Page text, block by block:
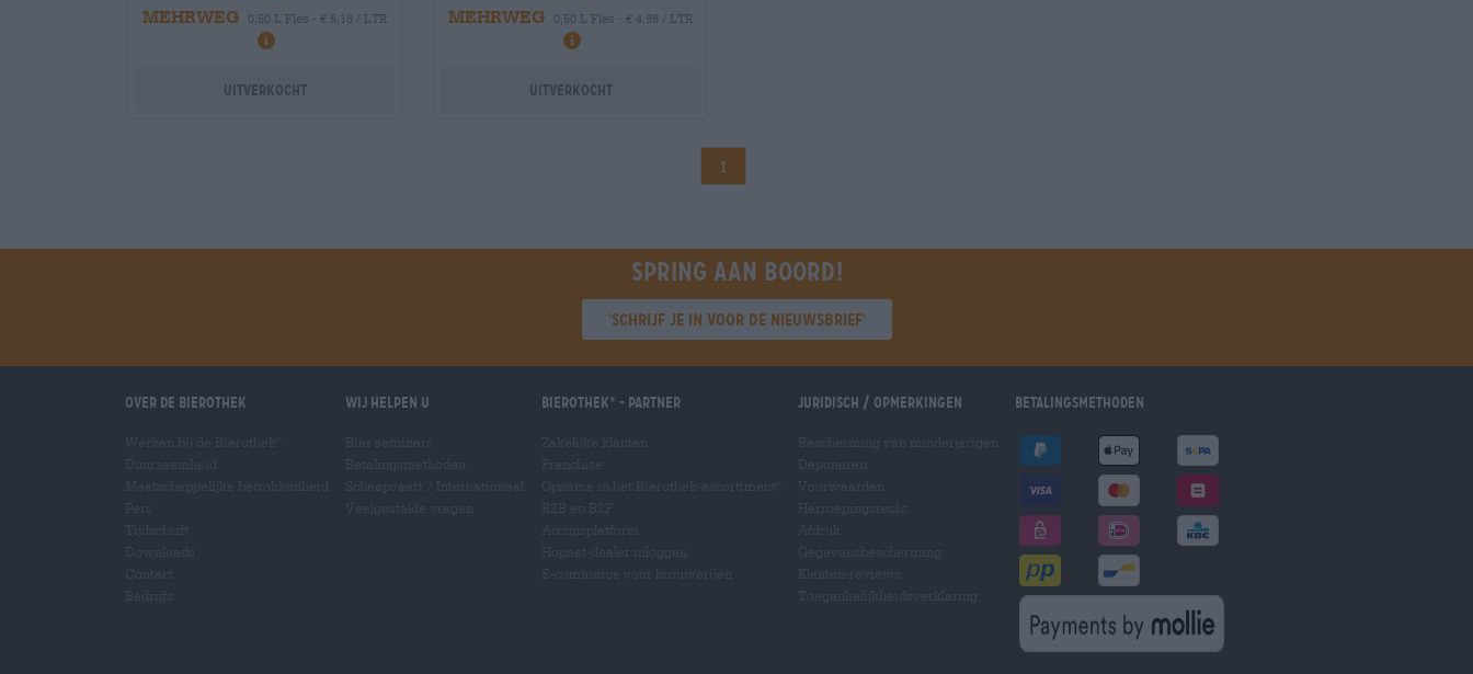
MEHRWEG
0,50 L Fles - € 5,18 / LTR
Uitverkocht
MEHRWEG
0,50 L Fles - € 4,98 / LTR
Uitverkocht
1
Spring aan boord!
'Schrijf je in voor de nieuwsbrief'
Over de Bierothek Wij helpen u Bierothek - Partner Juridisch / Opmerkingen Betalingsmethoden